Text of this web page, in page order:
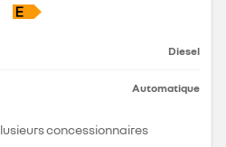
Diesel
Automatique
concessionnaires